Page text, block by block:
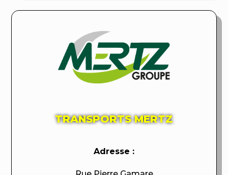
TRANSPORTS MERTZ
Adresse :